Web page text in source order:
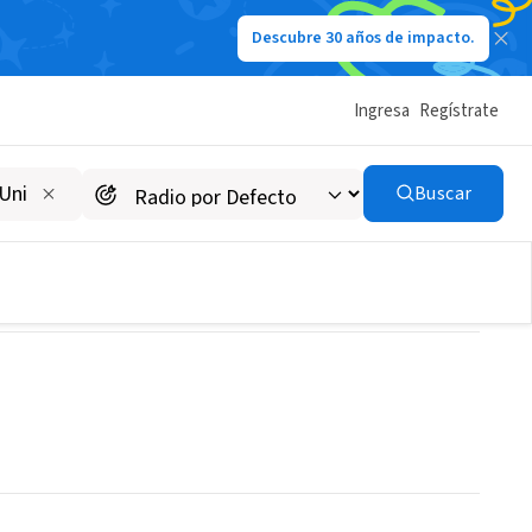
Descubre 30 años de impacto.
Ingresa Regístrate
Buscar